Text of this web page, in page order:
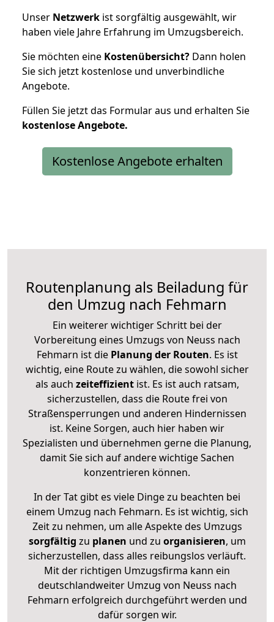
Unser Netzwerk ist sorgfältig ausgewählt, wir
haben viele Jahre Erfahrung im Umzugsbereich.
Sie möchten eine Kostenübersicht? Dann holen
Sie sich jetzt kostenlose und unverbindliche
Angebote.
Füllen Sie jetzt das Formular aus und erhalten Sie
kostenloseAngebote.
Kostenlose Angebote erhalten
Routenplanung als Beiladung für
den Umzug nach Fehmarn
Ein weiterer wichtiger Schritt bei der
Vorbereitung eines Umzugs von Neuss nach
Fehmarn ist diePlanung der Routen. Es ist
wichtig, eine Route zu wählen, die sowohl sicher
als auch zeiteffizientist. Es ist auch ratsam,
sicherzustellen, dass die Route frei von
Straßensperrungen und anderen Hindernissen
ist. Keine Sorgen, auch hier haben wir
Spezialisten und übernehmen gerne die Planung,
damit Sie sich auf andere wichtige Sachen
konzentrieren können.
In der Tat gibt es viele Dinge zu beachten bei
einem Umzug nach Fehmarn. Es ist wichtig, sich
Zeit zu nehmen, um alle Aspekte des Umzugs
sorgfältig zu planen und zu organisieren, um
sicherzustellen, dass alles reibungslos verläuft.
Mit der richtigen Umzugsfirma kann ein
deutschlandweiter Umzug von Neuss nach
Fehmarn erfolgreich durchgeführt werden und
dafür sorgen wir.